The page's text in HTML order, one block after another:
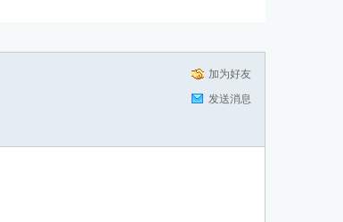
加为好友
发送消息